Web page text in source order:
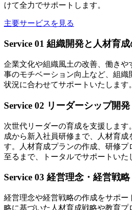
けて全力でサポートします。
主要サービスを見る
Service 01 組織開発と人材育成
企業文化や組織風土の改善、働きや
事のモチベーション向上など、組織
状況に合わせてサポートいたします。
Service 02 リーダーシップ開発
次世代リーダーの育成を支援しま
成から新入社員研修まで、人材育成
す。人材育成プランの作成、研修プ
至るまで、トータルでサポートいた
Service 03 経営理念・経営戦略
経営理念や経営戦略の作成をサポー
略に基づいた人材育成戦略や教育プ